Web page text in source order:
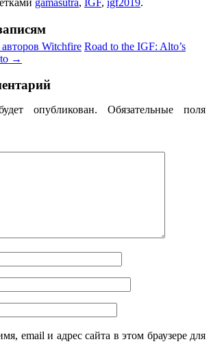
gamasutra, IGF, igf2019.
Witchfire Road to the IGF: Alto’s
→
опубликован. Обязательные поля
email и адрес сайта в этом браузере для